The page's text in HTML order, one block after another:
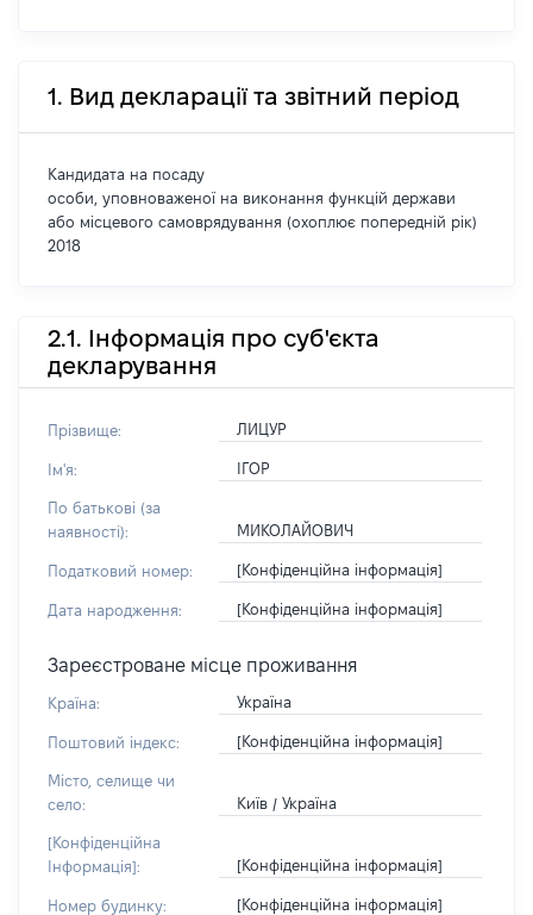
1. Вид декларації та звітний період
Кандидата на посаду
особи, уповноваженої на виконання функцій держави
або місцевого самоврядування (охоплює попередній рік)
2018
2.1. Інформація про суб'єкта
декларування
Прізвище: ЛИЦУР
Ім'я: ІГОР
По батькові (за
наявності):
МИКОЛАЙОВИЧ
Податковий номер: [Конфіденційна інформація]
Дата народження: [Конфіденційна інформація]
Зареєстроване місце проживання
Країна: Україна
Поштовий індекс: [Конфіденційна інформація]
Місто, селище чи
село:
Київ / Україна
[Конфіденційна
Інформація]:
[Конфіденційна інформація]
Номер будинку: [Конфіденційна інформація]